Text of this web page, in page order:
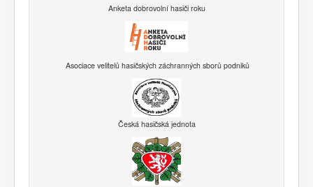
Anketa dobrovolní hasiči roku
Asociace velitelů hasičských záchranných sborů podniků
Česká hasičská jednota